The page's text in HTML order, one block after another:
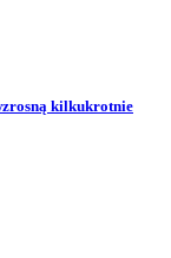
kilkukrotnie